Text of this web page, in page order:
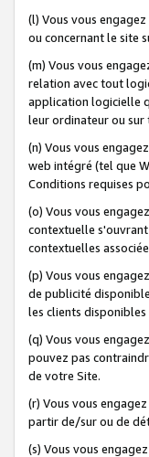
(l) Vous vous
ou concernant le site
(m) Vous vous
relation avec tout
application logicielle
leur ordinateur ou
(n) Vous vous
web intégré (tel que
Conditions requises
(o) Vous vous
contextuelle
contextuelles
(p) Vous vous
de publicité
les clients disponibles
(q) Vous vous
pouvez pas
de votre Site.
(r) Vous vous
partir de/sur ou de
(s) Vous vous